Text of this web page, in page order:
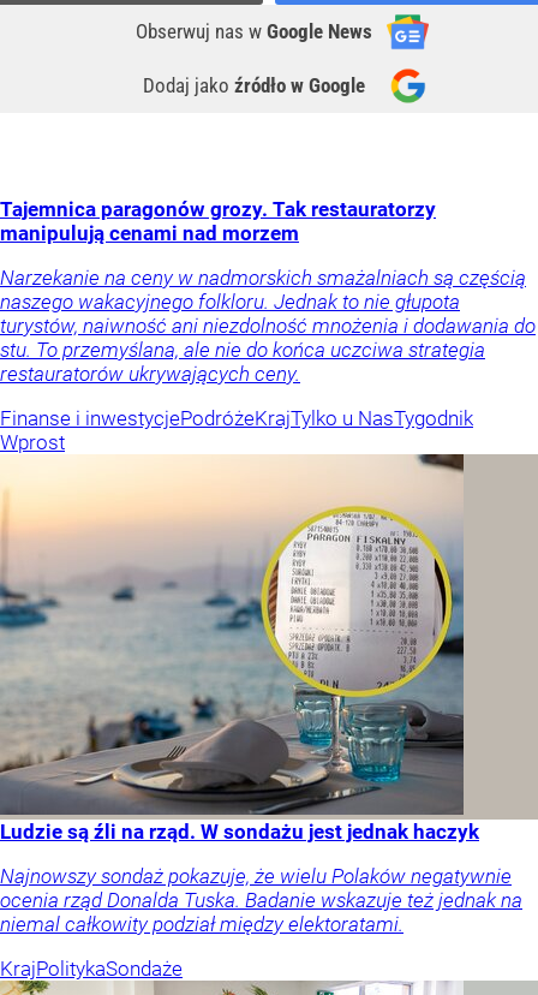
Obserwuj nas w Google News
Dodaj jako źródło w Google
Tajemnica paragonów grozy. Tak restauratorzy
manipulują cenami nad morzem
Narzekanie na ceny w nadmorskich smażalniach są częścią
naszego wakacyjnego folkloru. Jednak to nie głupota
turystów, naiwność ani niezdolność mnożenia i dodawania do
stu. To przemyślana, ale nie do końca uczciwa strategia
restauratorów ukrywających ceny.
Finanse i inwestycjePodróżeKrajTylko u NasTygodnik
Wprost
Ludzie są źli na rząd. W sondażu jest jednak haczyk
Najnowszy sondaż pokazuje, że wielu Polaków negatywnie
ocenia rząd Donalda Tuska. Badanie wskazuje też jednak na
niemal całkowity podział między elektoratami.
KrajPolitykaSondaże